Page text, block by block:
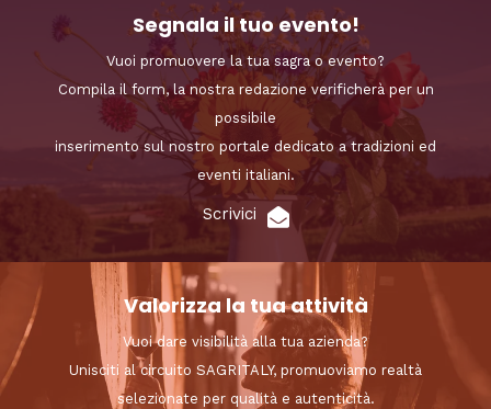
Segnala il tuo evento!
Vuoi promuovere la tua sagra o evento?
Compila il form, la nostra redazione verificherà per un
possibile
inserimento sul nostro portale dedicato a tradizioni ed
eventi italiani.
Scrivici
Valorizza la tua attività
Vuoi dare visibilità alla tua azienda?
Unisciti al circuito SAGRITALY, promuoviamo realtà
selezionate per qualità e autenticità.